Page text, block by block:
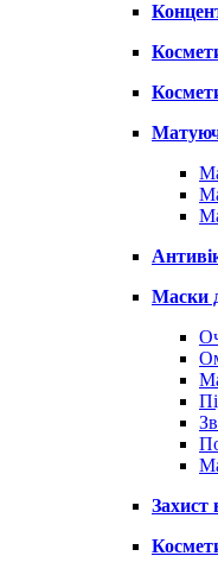
Маски
Захист